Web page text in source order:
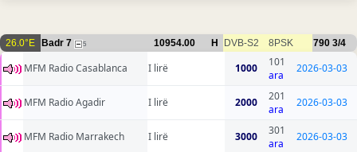
26.0°E Badr 7 5 10954.00 H DVB-S2 8PSK 790 3/4
MFM Radio Casablanca I lirë 1000
101
ara
2026-03-03
MFM Radio Agadir I lirë 2000
201
ara
2026-03-03
MFM Radio Marrakech I lirë 3000
301
ara
2026-03-03